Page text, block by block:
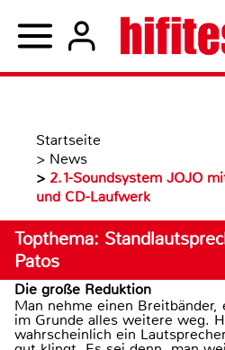
Startseite
> News
> 2.1-Soundsystem JOJO
und CD-Laufwerk
Topthema:
Patos
Die große Reduktion
Man nehme einen Breitbänder,
im Grunde alles weitere weg.
wahrscheinlich ein